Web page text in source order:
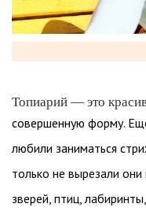
Топиарий — это
совершенную форму.
любили заниматься
только не вырезали
зверей, птиц,